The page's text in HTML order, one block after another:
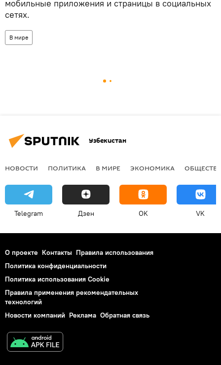
мобильные приложения и страницы в социальных
сетях.
В мире
Узбекистан
НОВОСТИ ПОЛИТИКА В МИРЕ ЭКОНОМИКА
Telegram Дзен OK VK
О проекте Контакты Правила использования
Политика конфиденциальности
Политика использования Cookie
Правила применения рекомендательных
технологий
Новости компаний Реклама Обратная связь